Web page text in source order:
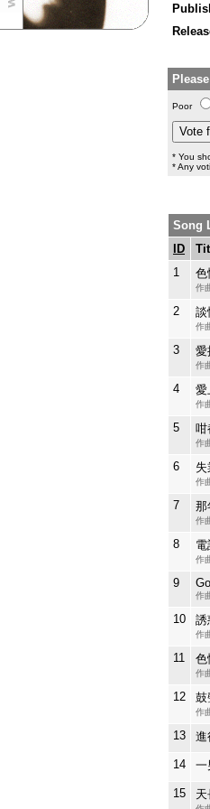
Poor
* You
* Any
Song
ID
1
色
作
2 談
作
3 愛
作
4 愛
作
5 咁
作
6 失
作
7 那
作
8
作
9
作
10 誘
作
11 色
作
12 鼓
作
13 進
14 一
15